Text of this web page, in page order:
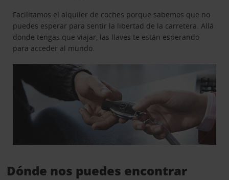
Facilitamos el alquiler de coches porque sabemos que no
puedes esperar para sentir la libertad de la carretera. Allá
donde tengas que viajar, las llaves te están esperando
para acceder al mundo.
Dónde nos puedes encontrar